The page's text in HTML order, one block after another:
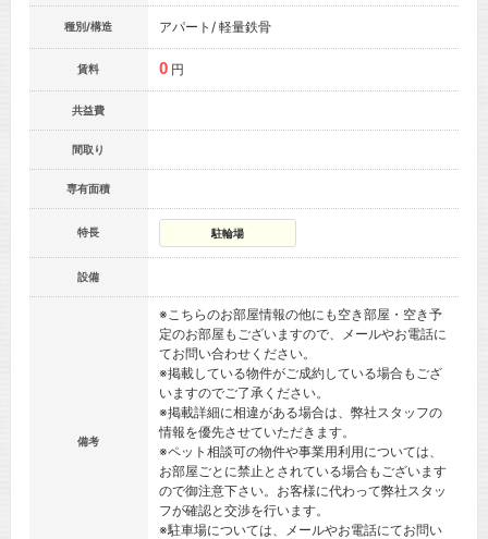
種別/構造 アパート/ 軽量鉄骨
賃料 0 円
共益費
間取り
専有面積
特長 駐輪場
設備
備考
※こちらのお部屋情報の他にも空き部屋・空き予
定のお部屋もございますので、メールやお電話に
てお問い合わせください。
※掲載している物件がご成約している場合もござ
いますのでご了承ください。
※掲載詳細に相違がある場合は、弊社スタッフの
情報を優先させていただきます。
※ペット相談可の物件や事業用利用については、
お部屋ごとに禁止とされている場合もございます
ので御注意下さい。お客様に代わって弊社スタッ
フが確認と交渉を行います。
※駐車場については、メールやお電話にてお問い